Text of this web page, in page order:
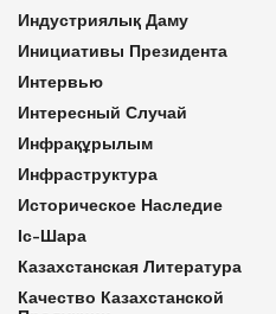
Индустриялық Даму
Инициативы Президента
Интервью
Интересный Случай
Инфрақұрылым
Инфраструктура
Историческое Наследие
Іс-Шара
Казахстанская Литература
Качество Казахстанской